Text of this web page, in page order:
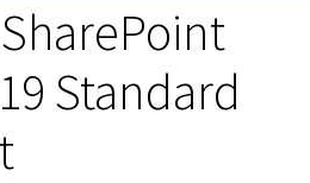
Standard